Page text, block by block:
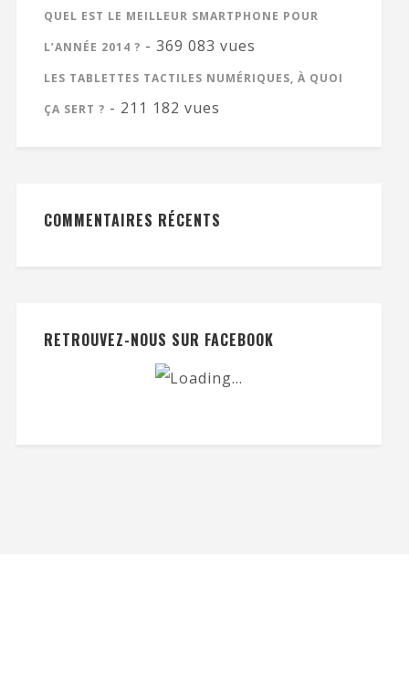
QUEL EST LE MEILLEUR SMARTPHONE POUR
L’ANNÉE 2014 ? - 369 083 vues
LES TABLETTES TACTILES NUMÉRIQUES, À QUOI
ÇA SERT ? - 211 182 vues
COMMENTAIRES RÉCENTS
RETROUVEZ-NOUS SUR FACEBOOK